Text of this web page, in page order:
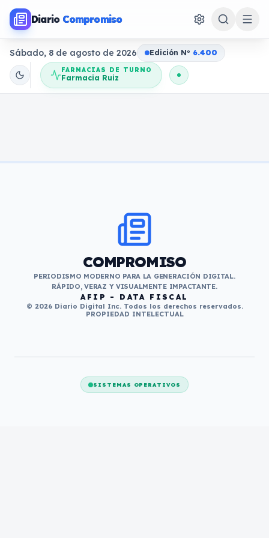
Diario Compromiso
Sábado, 8 de agosto de 2026 Edición No 6.400
FARMACIAS DE TURNO
Farmacia Ruiz
COMPROMISO
PERIODISMO MODERNO PARA LA GENERACIÓN DIGITAL.
RÁPIDO, VERAZ Y VISUALMENTE IMPACTANTE.
AFIP - DATA FISCAL
© 2026 Diario Digital Inc. Todos los derechos reservados.
PROPIEDAD INTELECTUAL
SISTEMAS OPERATIVOS